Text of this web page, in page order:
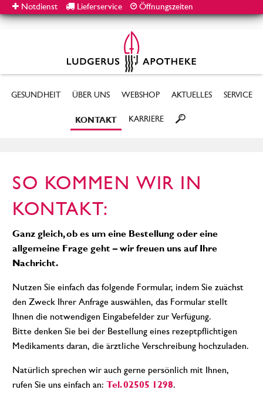
Notdienst Lieferservice Öffnungszeiten
GESUNDHEIT ÜBER UNS WEBSHOP AKTUELLES SERVICE
KONTAKT KARRIERE
SO KOMMEN WIR IN
KONTAKT:
Ganz gleich, ob es um eine Bestellung oder eine
allgemeine Frage geht – wir freuen uns auf Ihre
Nachricht.
Nutzen Sie einfach das folgende Formular, indem Sie zuächst
den Zweck Ihrer Anfrage auswählen, das Formular stellt
Ihnen die notwendigen Eingabefelder zur Verfügung.
Bitte denken Sie bei der Bestellung eines rezeptpflichtigen
Medikaments daran, die ärztliche Verschreibung hochzuladen.
Natürlich sprechen wir auch gerne persönlich mit Ihnen,
rufen Sie uns einfach an: Tel. 02505 1298.